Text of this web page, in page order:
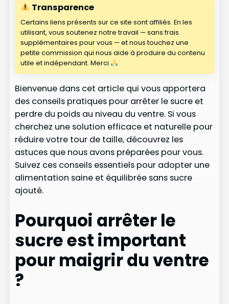
Transparence
Certains liens présents sur ce site sont affiliés. En les
utilisant, vous soutenez notre travail — sans frais
supplémentaires pour vous — et nous touchez une
petite commission qui nous aide à produire du contenu
utile et indépendant. Merci
Bienvenue dans cet article qui vous apportera
des conseils pratiques pour arrêter le sucre et
perdre du poids au niveau du ventre. Si vous
cherchez une solution efficace et naturelle pour
réduire votre tour de taille, découvrez les
astuces que nous avons préparées pour vous.
Suivez ces conseils essentiels pour adopter une
alimentation saine et équilibrée sans sucre
ajouté.
Pourquoi arrêter le
sucre est important
pour maigrir du ventre
?